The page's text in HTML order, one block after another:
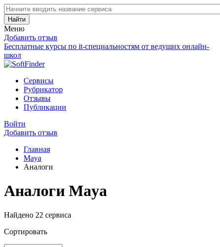
Найти
Меню
Добавить отзыв
Бесплатные курсы по it-специальностям от ведущих онлайн-
школ
Сервисы
Рубрикатор
Отзывы
Публикации
Войти
Добавить отзыв
Главная
Maya
Аналоги
Аналоги Maya
Найдено 22 сервиса
Сортировать